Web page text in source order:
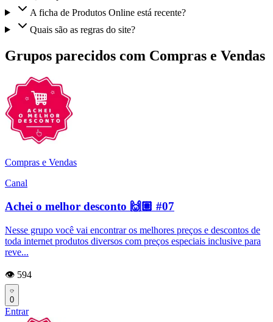
A ficha de Produtos Online está recente?
Quais são as regras do site?
Grupos parecidos com Compras e Vendas
Compras e Vendas
Canal
Achei o melhor desconto 🙌🏽 #07
Nesse grupo você vai encontrar os melhores preços e descontos de
toda internet produtos diversos com preços especiais inclusive para
reve...
👁️ 594
0
Entrar